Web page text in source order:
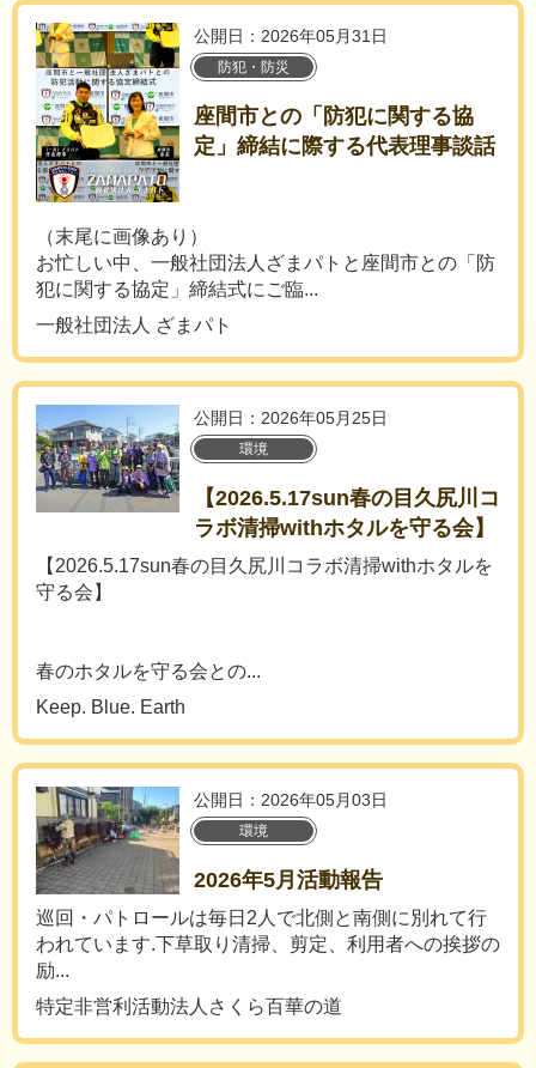
公開日：2026年05月31日
防犯・防災
座間市との「防犯に関する協
定」締結に際する代表理事談話
（末尾に画像あり）
お忙しい中、一般社団法人ざまパトと座間市との「防
犯に関する協定」締結式にご臨...
一般社団法人 ざまパト
公開日：2026年05月25日
環境
【2026.5.17sun春の目久尻川コ
ラボ清掃withホタルを守る会】
【2026.5.17sun春の目久尻川コラボ清掃withホタルを
守る会】
春のホタルを守る会との...
Keep. Blue. Earth
公開日：2026年05月03日
環境
2026年5月活動報告
巡回・パトロールは毎日2人で北側と南側に別れて行
われています.下草取り清掃、剪定、利用者への挨拶の
励...
特定非営利活動法人さくら百華の道